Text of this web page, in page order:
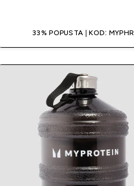
33% POPUSTA | KOD: MYPHR